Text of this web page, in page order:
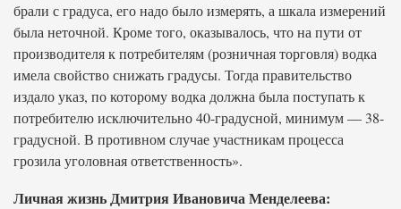
брали с градуса, его надо было измерять, а шкала измерений
была неточной. Кроме того, оказывалось, что на пути от
производителя к потребителям (розничная торговля) водка
имела свойство снижать градусы. Тогда правительство
издало указ, по которому водка должна была поступать к
потребителю исключительно 40-градусной, минимум — 38-
градусной. В противном случае участникам процесса
грозила уголовная ответственность».
Личная жизнь Дмитрия Ивановича Менделеева: